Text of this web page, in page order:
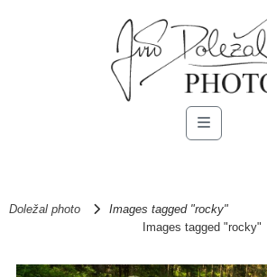
Menu
Doležal photo
Images tagged "rocky"
Images tagged "rocky"